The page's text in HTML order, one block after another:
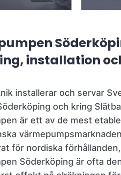
installation
installerar och servar
och kring
är ett av de mest
för nordiska
Söderköping är ofta